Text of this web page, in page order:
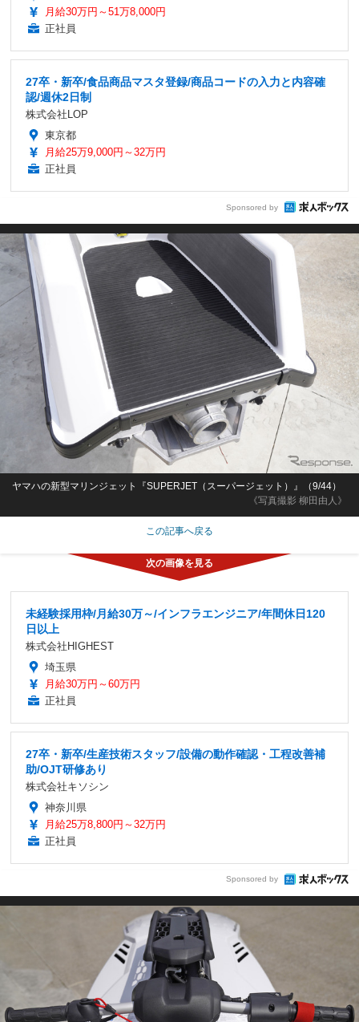
月給30万円～51万8,000円
正社員
27卒・新卒/食品商品マスタ登録/商品コードの入力と内容確
認/週休2日制
株式会社LOP
東京都
月給25万9,000円～32万円
正社員
Sponsored by
《写真撮影 柳田由人》
ヤマハの新型マリンジェット『SUPERJET（スーパージェット）』（9/44）
この記事へ戻る
未経験採用枠/月給30万～/インフラエンジニア/年間休日120
日以上
株式会社HIGHEST
埼玉県
月給30万円～60万円
正社員
27卒・新卒/生産技術スタッフ/設備の動作確認・工程改善補
助/OJT研修あり
株式会社キソシン
神奈川県
月給25万8,800円～32万円
正社員
Sponsored by